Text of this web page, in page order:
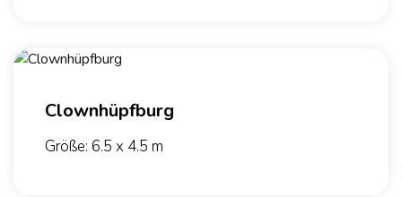
Clownhüpfburg
Größe: 6.5 x 4.5 m